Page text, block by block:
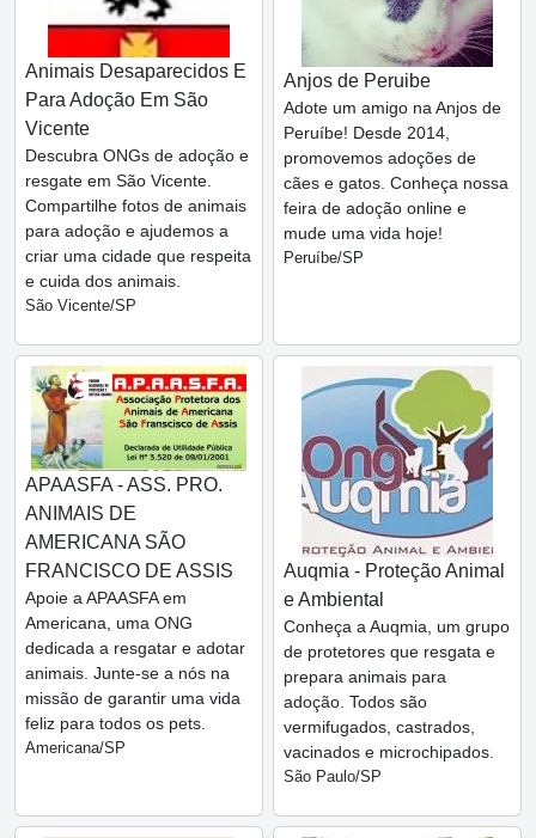
Animais Desaparecidos E
Para Adoção Em São
Vicente
Descubra ONGs de adoção e
resgate em São Vicente.
Compartilhe fotos de animais
para adoção e ajudemos a
criar uma cidade que respeita
e cuida dos animais.
São Vicente/SP
Anjos de Peruibe
Adote um amigo na Anjos de
Peruíbe! Desde 2014,
promovemos adoções de
cães e gatos. Conheça nossa
feira de adoção online e
mude uma vida hoje!
Peruíbe/SP
APAASFA - ASS. PRO.
ANIMAIS DE
AMERICANA SÃO
FRANCISCO DE ASSIS
Apoie a APAASFA em
Americana, uma ONG
dedicada a resgatar e adotar
animais. Junte-se a nós na
missão de garantir uma vida
feliz para todos os pets.
Americana/SP
Auqmia - Proteção Animal
e Ambiental
Conheça a Auqmia, um grupo
de protetores que resgata e
prepara animais para
adoção. Todos são
vermifugados, castrados,
vacinados e microchipados.
São Paulo/SP